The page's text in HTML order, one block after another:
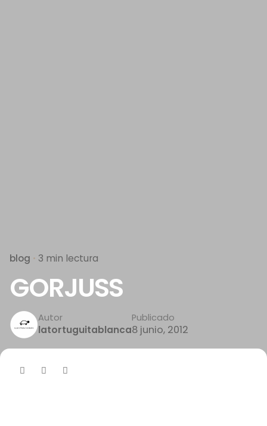
blog 3 min lectura
GORJUSS
Autor
latortuguitablanca
Publicado
8 junio, 2012